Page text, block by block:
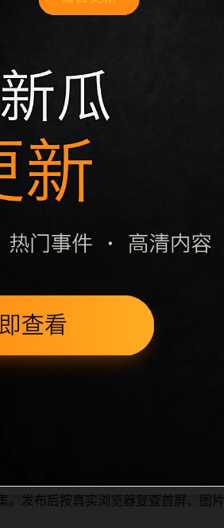
集爆料合集移动端专题入口17面向移
晰主题，再把相关入口、同类推荐
描述和本地主题图，避免只堆关键
。图片说明统一绑定站点主关键词、
后续每日采集时，建议继续执行远
同角度补充事件背景、访问场景、
重要页面点击深度尽量控制在三次以
片和摘要是否一致。每次新增内容
真实
览。同站连续更新时避免重复标题
。发布后按真实浏览器复查首屏、图